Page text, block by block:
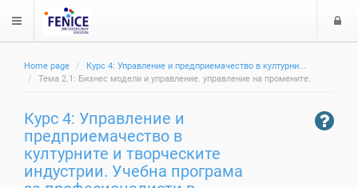
Home page
Курс 4: Управление и предприемачество в културни...
Тема 2.1: Бизнес модели и управление. управление на промените.
Курс 4: Управление и
предприемачество в
културните и творческите
индустрии. Учебна програма